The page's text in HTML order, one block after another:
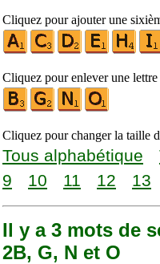
Cliquez pour ajouter une
Cliquez pour enlever une lettre
Cliquez pour changer la taille
Tous alphabétique
9
10 11 12 13
Il y a 3 mots de
2B, G, N et O